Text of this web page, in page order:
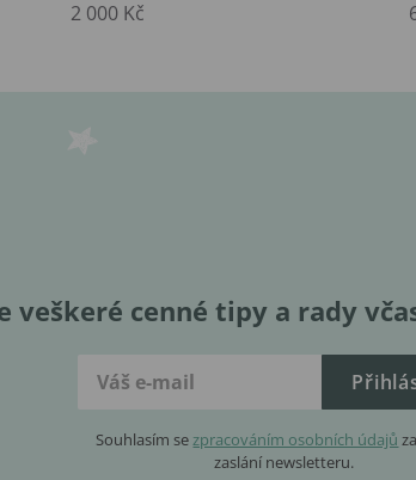
2 000 Kč
veškeré cenné tipy a rady
Souhlasím sezpracováním osobních údajů
zaslání newsletteru.